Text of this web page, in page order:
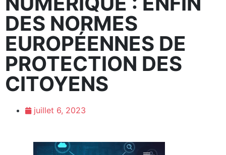
DES NORMES
EUROPÉENNES DE
PROTECTION DES
CITOYENS
juillet 6, 2023